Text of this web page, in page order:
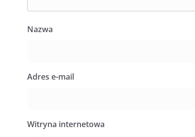
Nazwa
Adres e-mail
Witryna internetowa